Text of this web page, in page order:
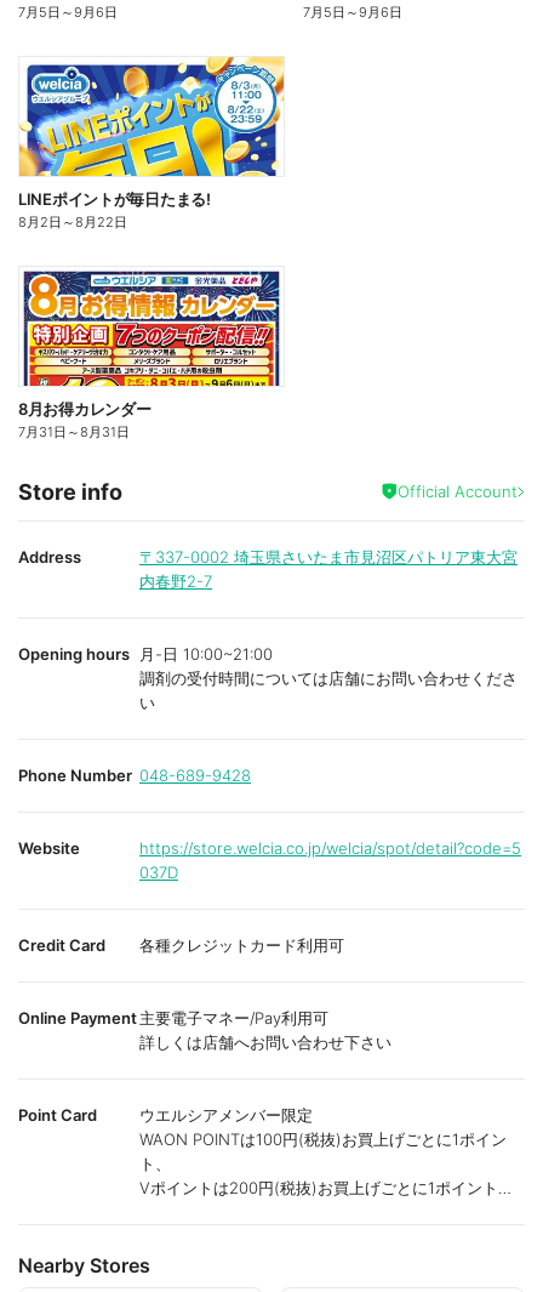
7月5日 ～9月6日 7月5日 ～9月6日
LINEポイントが毎日たまる!
8月2日 ～8月22日
8月お得カレンダー
7月31日 ～8月31日
Store info Official Account
Address 〒337-0002 埼玉県さいたま市見沼区パトリア東大宮
内春野2-7
Opening hours
月-日 10:00~21:00
調剤の受付時間については店舗にお問い合わせくださ
い
Phone Number 048-689-9428
Website
https://store.welcia.co.jp/welcia/spot/detail?code=5
037D
Credit Card 各種クレジットカード利用可
Online Payment主要電子マネー/Pay利用可
詳しくは店舗へお問い合わせ下さい
Point Card
ウエルシアメンバー限定
WAON POINTは100円(税抜)お買上げごとに1ポイン
ト、
Vポイントは200円(税抜)お買上げごとに1ポイント進
Nearby Stores